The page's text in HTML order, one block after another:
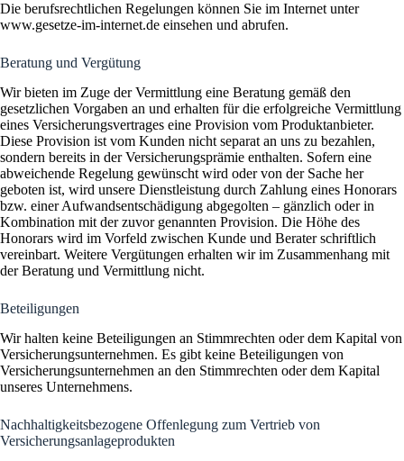
Die berufsrechtlichen Regelungen können Sie im Internet unter
www.gesetze-im-internet.de einsehen und abrufen.
Beratung und Vergütung
Wir bieten im Zuge der Vermittlung eine Beratung gemäß den
gesetzlichen Vorgaben an und erhalten für die erfolgreiche Vermittlung
eines Versicherungsvertrages eine Provision vom Produktanbieter.
Diese Provision ist vom Kunden nicht separat an uns zu bezahlen,
sondern bereits in der Versicherungsprämie enthalten. Sofern eine
abweichende Regelung gewünscht wird oder von der Sache her
geboten ist, wird unsere Dienstleistung durch Zahlung eines Honorars
bzw. einer Aufwandsentschädigung abgegolten – gänzlich oder in
Kombination mit der zuvor genannten Provision. Die Höhe des
Honorars wird im Vorfeld zwischen Kunde und Berater schriftlich
vereinbart. Weitere Vergütungen erhalten wir im Zusammenhang mit
der Beratung und Vermittlung nicht.
Beteiligungen
Wir halten keine Beteiligungen an Stimmrechten oder dem Kapital von
Versicherungsunternehmen. Es gibt keine Beteiligungen von
Versicherungsunternehmen an den Stimmrechten oder dem Kapital
unseres Unternehmens.
Nachhaltigkeitsbezogene Offenlegung zum Vertrieb von
Versicherungsanlageprodukten